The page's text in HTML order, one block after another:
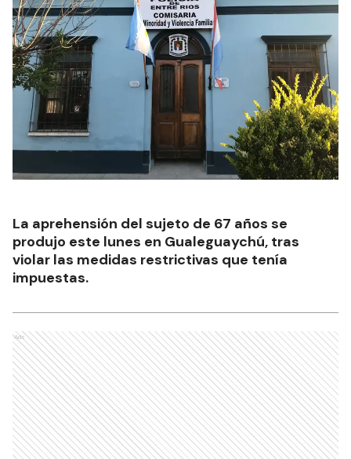
La aprehensión del sujeto de 67 años se
produjo este lunes en Gualeguaychú, tras
violar las medidas restrictivas que tenía
impuestas.
Ads